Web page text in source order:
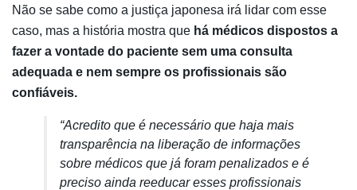
Não se sabe como a justiça japonesa irá lidar com esse
caso, mas a história mostra que há médicos dispostos a
fazer a vontade do paciente sem uma consulta
adequada e nem sempre os profissionais são
confiáveis.
“Acredito que é necessário que haja mais
transparência na liberação de informações
sobre médicos que já foram penalizados e é
preciso ainda reeducar esses profissionais